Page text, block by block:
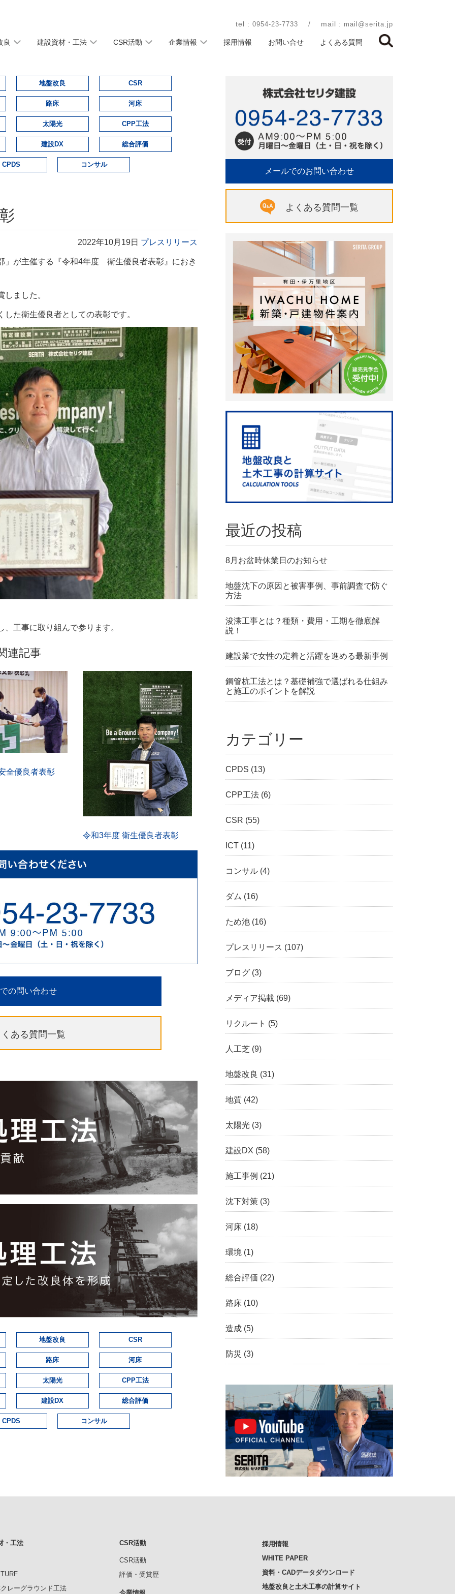
tel : 0954-23-7733 / mail : mail@serita.jp
良 建設資材・工法 CSR活動 企業情報 採用情報 お問い合せ よくある質問
地盤改良 CSR
路床 河床
太陽光 CPP工法
建設DX 総合評価
CPDS コンサル
2022年10月19日 プレスリリース
が主催する『令和4年度 衛生優良者表彰』におき
ました。
た衛生優良者としての表彰です。
工事に取り組んで参ります。
連記事
全優良者表彰
令和3年度 衛生優良者表彰
の問い合わせ
ある質問一覧
地盤改良 CSR
路床 河床
太陽光 CPP工法
建設DX 総合評価
CPDS コンサル
メールでのお問い合わせ
よくある質問一覧
最近の投稿
8月お盆時休業日のお知らせ
地盤沈下の原因と被害事例、事前調査で防ぐ
方法
浚渫工事とは？種類・費用・工期を徹底解
説！
建設業で女性の定着と活躍を進める最新事例
鋼管杭工法とは？基礎補強で選ばれる仕組み
と施工のポイントを解説
カテゴリー
CPDS (13)
CPP工法 (6)
CSR (55)
ICT (11)
コンサル (4)
ダム (16)
ため池 (16)
プレスリリース (107)
ブログ (3)
メディア掲載 (69)
リクルート (5)
人工芝 (9)
地盤改良 (31)
地質 (42)
太陽光 (3)
建設DX (58)
施工事例 (21)
沈下対策 (3)
河床 (18)
環境 (1)
総合評価 (22)
路床 (10)
造成 (5)
防災 (3)
・工法
レーグラウンド工法
CSR活動
CSR活動
評価・受賞歴
採用情報
WHITE PAPER
資料・CADデータダウンロード
地盤改良と土木工事の計算サイト